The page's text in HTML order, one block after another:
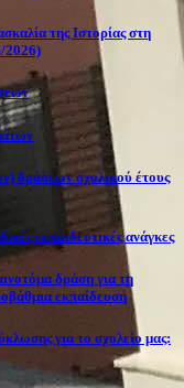
της Ιστορίας στη
2026)
δράσεων σχολικού έτους
εκπαιδευτικές ανάγκες
δράση για τη
εκπαίδευση
για το σχολείο μας: